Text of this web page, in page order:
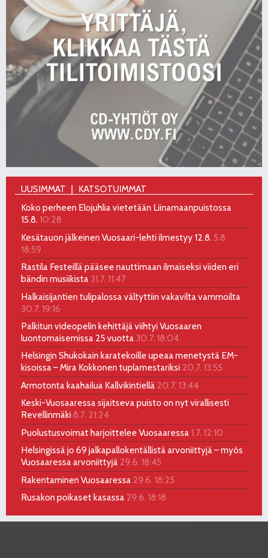
UUSIMMAT
KATSOTUIMMAT
Koko perheen Elojuhlia vietetään Liinamaanpuistossa
15.8. 10:28
Kesätauon jälkeinen Vuosaari-lehti ilmestyy 12.8. 5.8.
18:59
Rastila Festeillä pääsee nauttimaan ilmaiseksi viiden eri
bändin musiikista 31.7. 11:47
Halkaisijantien tulipalossa vältyttiin vakavilta vammoilta
30.7. 19:16
Palkitun videopelin kehittäjä viihtyi Vuosaaren
luontomaisemissa 25 vuotta 30.7. 18:04
Helsingin Shukokain karatekoille upeaa menetystä EM-
kisoissa – Mira Kokkonen tuplamestariksi 20.7. 13:55
Armotonta kaahailua Kallvikintiellä 20.7. 13:44
Keski-Vuosaaressa sijaitseva puisto on nyt virallisesti
Revellinmäki 8.7. 21:24
Puolustusvoimat harjoittelee Vuosaaressa 1.7. 12:10
Helsingissä jo 69 jalkapallokentällistä arvoniittyjä – myös
Vuosaaressa arvoniittyjä 29.6. 18:45
Rakentaminen Vuosaaressa 29.6. 18:25
Rusakon poikaset kasassa 29.6. 18:18